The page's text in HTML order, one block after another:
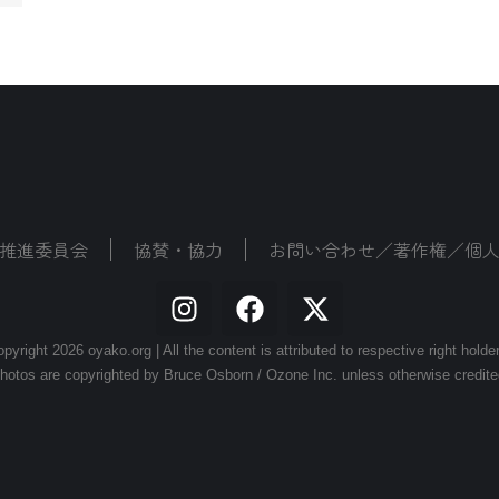
進委員会 協賛・協力 お問い合わせ／著作権／個
2026 oyako.org | All the content is attributed to respective right
are copyrighted by Bruce Osborn / Ozone Inc. unless otherwise